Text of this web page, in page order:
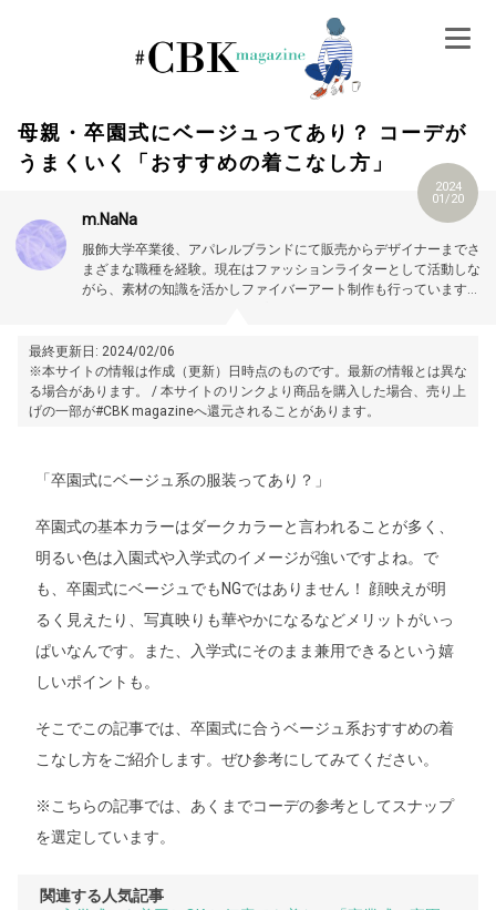
母親・卒園式にベージュってあり？ コーデが
うまくいく「おすすめの着こなし方」
2024
01/20
m.NaNa
服飾大学卒業後、アパレルブランドにて販売からデザイナーまでさ
まざまな職種を経験。現在はファッションライターとして活動しな
がら、素材の知識を活かしファイバーアート制作も行っています。
https://magazine.cubki.jp/articles/
最終更新日: 2024/02/06
※本サイトの情報は作成（更新）日時点のものです。最新の情報とは異な
る場合があります。 / 本サイトのリンクより商品を購入した場合、売り上
げの一部が#CBK magazineへ還元されることがあります。
「卒園式にベージュ系の服装ってあり？」
卒園式の基本カラーはダークカラーと言われることが多く、
明るい色は入園式や入学式のイメージが強いですよね。で
も、卒園式にベージュでもNGではありません！ 顔映えが明
るく見えたり、写真映りも華やかになるなどメリットがいっ
ぱいなんです。また、入学式にそのまま兼用できるという嬉
しいポイントも。
そこでこの記事では、卒園式に合うベージュ系おすすめの着
こなし方をご紹介します。ぜひ参考にしてみてください。
※こちらの記事では、あくまでコーデの参考としてスナップ
を選定しています。
関連する人気記事